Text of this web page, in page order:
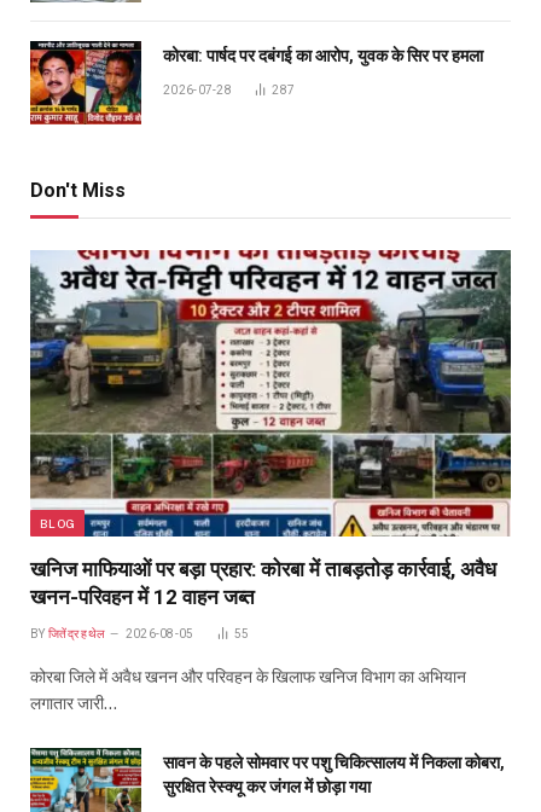
कोरबा: पार्षद पर दबंगई का आरोप, युवक के सिर पर हमला
2026-07-28 287
Don't Miss
BLOG
खनिज माफियाओं पर बड़ा प्रहार: कोरबा में ताबड़तोड़ कार्रवाई, अवैध
खनन-परिवहन में 12 वाहन जब्त
BY जितेंद्र हथेल 2026-08-05 55
कोरबा जिले में अवैध खनन और परिवहन के खिलाफ खनिज विभाग का अभियान
लगातार जारी…
सावन के पहले सोमवार पर पशु चिकित्सालय में निकला कोबरा,
सुरक्षित रेस्क्यू कर जंगल में छोड़ा गया